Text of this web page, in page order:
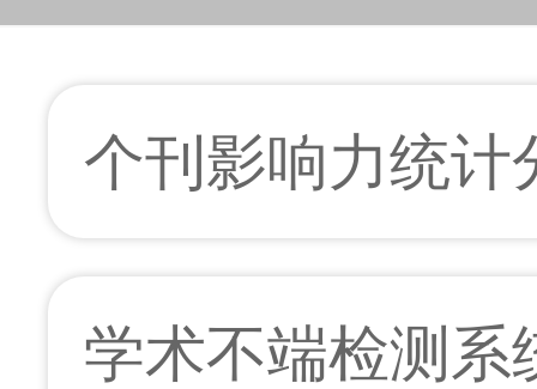
个刊影响力统计
学术不端检测系